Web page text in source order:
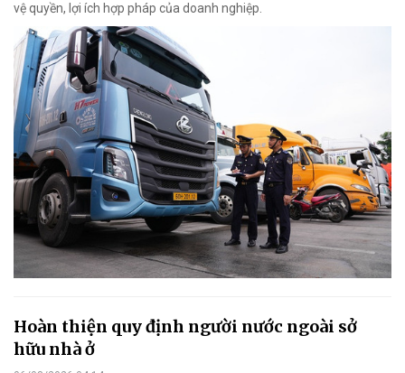
vệ quyền, lợi ích hợp pháp của doanh nghiệp.
Hoàn thiện quy định người nước ngoài sở
hữu nhà ở